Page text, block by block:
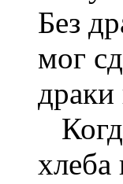
Без
мог
хлеба